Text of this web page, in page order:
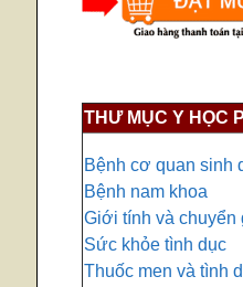
THƯ MỤC Y HỌC
Bệnh cơ quan sinh
Bệnh nam khoa
Giới tính và chuyển
Sức khỏe tình dục
Thuốc men và tình